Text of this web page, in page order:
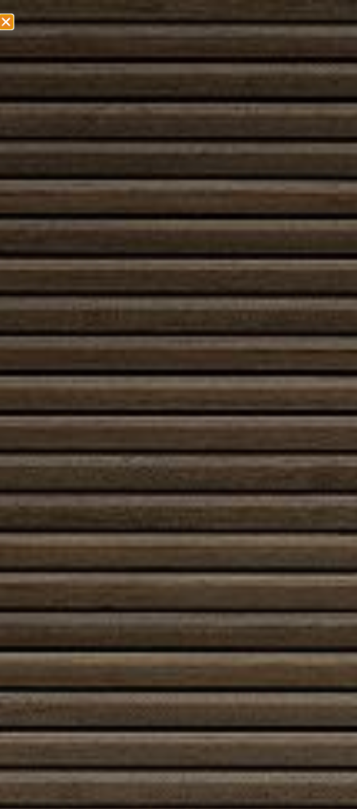
Olemme muuttamassa! Lisätietoa löydättäältä!
Takkasydämet
Takkasydänon takan tärkein osa, joka vastaa tulen
palamisesta ja lämmön jakautumisesta. Modernit
takkasykset ovat suunniteltu energiatehokkaiksi,
ympäristöystävällisiksi ja turvallisiksi käyttää. Ne
takaavat tehokkaan palamisen, puhtaan palamisen ja
paremman lämmön hyödyntämisen.
Sydänmuuraus tarjoaa laadukkaat takkasykset useilta
tunnetuilta valmistajilta, jotka sopivat erilaisiin
takkamalleihin ja tarpeisiin. Takkasydämen vaihto tai
asennus onnistuu meiltä ammattitaidolla ja takkaasi
räätälöidysti.
Takkasydämen avulla takastasi tulee nykyaikainen,
myös parantaa takan käyttöikää ja nostaa sen
Jos takkasi sytyttäminen on hankalaa tai lämpö ei
jakaudu tasaisesti, takkasykkeen uusiminen voi olla
ratkaisu. Ota yhteyttä, niin autamme valitsemaan juuri
sinun takkaasi sopivan takkasykkeen.
Etusivu/Kauppa/ Takkasydämet